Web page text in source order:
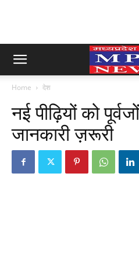
Home देश
नई पीढ़ियों को
जानकारी ज़रूरी